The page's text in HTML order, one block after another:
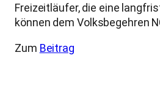
Freizeitläufer, die eine
können dem Volksbegehren
Zum Beitrag